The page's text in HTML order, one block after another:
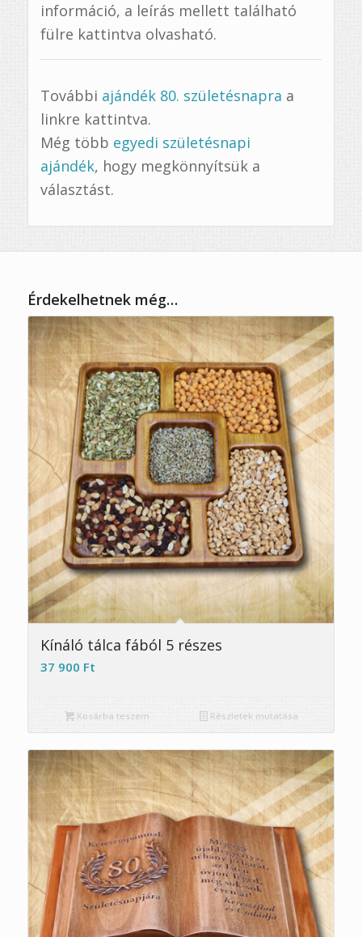
információ, a leírás mellett található
fülre kattintva olvasható.
További ajándék 80. születésnapra a
linkre kattintva.
Még több egyedi születésnapi
ajándék, hogy megkönnyítsük a
választást.
Érdekelhetnek még…
Kínáló tálca fából 5 részes
37 900 Ft
Kosárba teszem Részletek mutatása